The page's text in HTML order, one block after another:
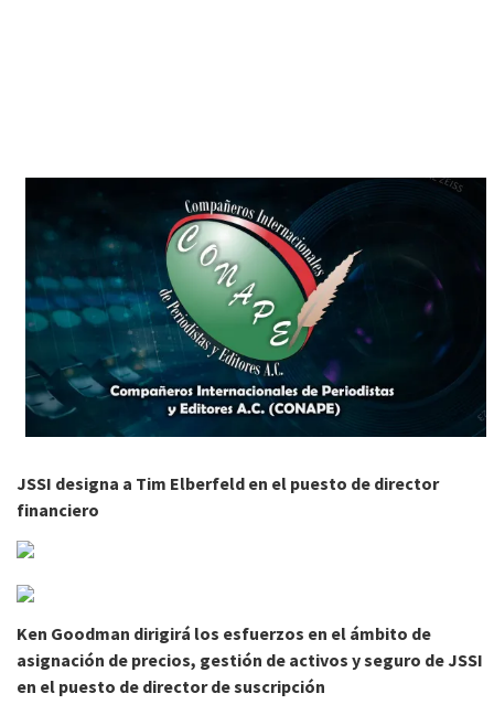
JSSI designa a Tim Elberfeld en el puesto de director
financiero
Ken Goodman dirigirá los esfuerzos en el ámbito de
asignación de precios, gestión de activos y seguro de JSSI
en el puesto de director de suscripción